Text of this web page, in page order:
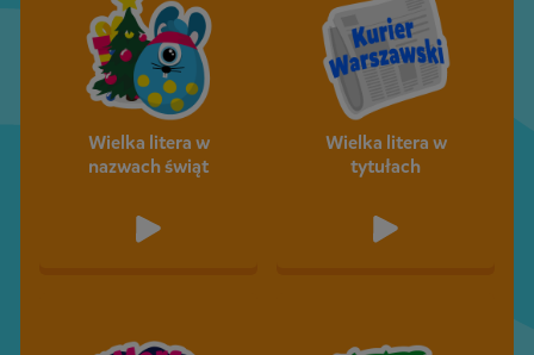
Wielka litera w
nazwach świąt
Wielka litera w
tytułach